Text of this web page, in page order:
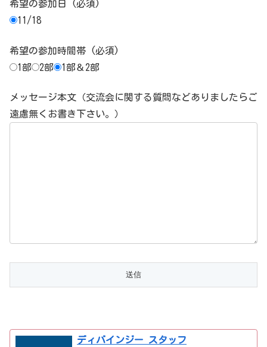
希望の参加日 (必須)
11/18
希望の参加時間帯 (必須)
1部
2部 1部＆2部
メッセージ本文（交流会に関する質問などありましたらご
遠慮無くお書き下さい。）
ディバインジー スタッフ